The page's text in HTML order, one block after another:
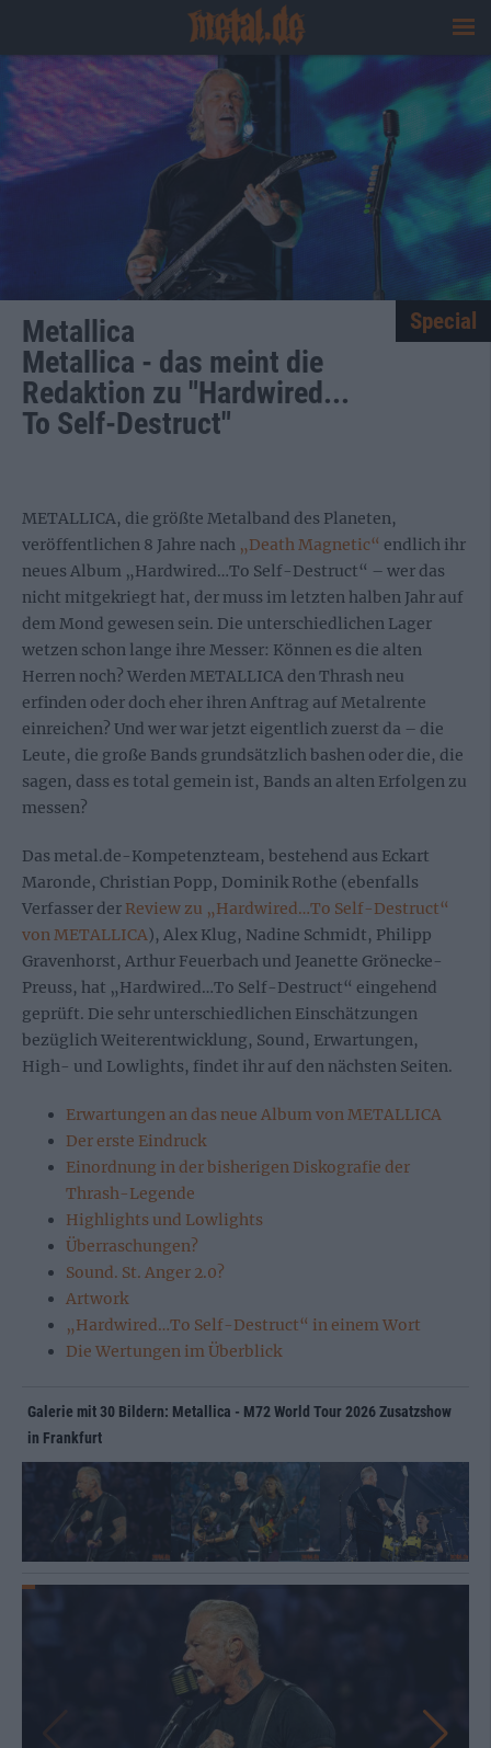
Metallica
Metallica - das meint die
Redaktion zu "Hardwired...
To Self-Destruct"
Special
METALLICA, die größte Metalband des Planeten,
veröffentlichen 8 Jahre nach „Death Magnetic“ endlich ihr
neues Album „Hardwired…To Self-Destruct“ – wer das
nicht mitgekriegt hat, der muss im letzten halben Jahr auf
dem Mond gewesen sein. Die unterschiedlichen Lager
wetzen schon lange ihre Messer: Können es die alten
Herren noch? Werden METALLICA den Thrash neu
erfinden oder doch eher ihren Anftrag auf Metalrente
einreichen? Und wer war jetzt eigentlich zuerst da – die
Leute, die große Bands grundsätzlich bashen oder die, die
sagen, dass es total gemein ist, Bands an alten Erfolgen zu
messen?
Das metal.de-Kompetenzteam, bestehend aus Eckart
Maronde, Christian Popp, Dominik Rothe (ebenfalls
Verfasser der Review zu „Hardwired…To Self-Destruct“
von METALLICA), Alex Klug, Nadine Schmidt, Philipp
Gravenhorst, Arthur Feuerbach und Jeanette Grönecke-
Preuss, hat „Hardwired…To Self-Destruct“ eingehend
geprüft. Die sehr unterschiedlichen Einschätzungen
bezüglich Weiterentwicklung, Sound, Erwartungen,
High- und Lowlights, findet ihr auf den nächsten Seiten.
Erwartungen an das neue Album von METALLICA
Der erste Eindruck
Einordnung in der bisherigen Diskografie der
Thrash-Legende
Highlights und Lowlights
Überraschungen?
Sound. St. Anger 2.0?
Artwork
„Hardwired…To Self-Destruct“ in einem Wort
Die Wertungen im Überblick
Galerie mit 30 Bildern: Metallica - M72 World Tour 2026 Zusatzshow
in Frankfurt